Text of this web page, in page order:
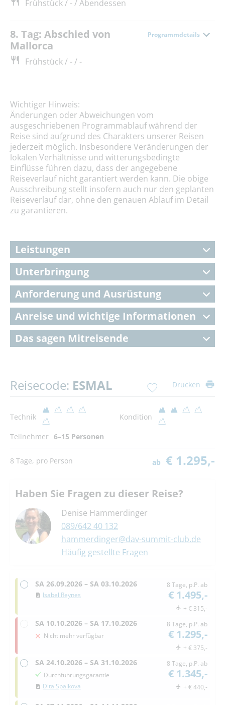
Frühstück / - / Abendessen
8. Tag: Abschied von
Mallorca
Programmdetails
Frühstück / - / -
Wichtiger Hinweis:
Änderungen oder Abweichungen vom
ausgeschriebenen Programmablauf während der
Reise sind aufgrund des Charakters unserer Reisen
jederzeit möglich. Insbesondere Veränderungen der
lokalen Verhältnisse und witterungsbedingte
Einflüsse führen dazu, dass der angegebene
Reiseverlauf nicht garantiert werden kann. Die obige
Ausschreibung stellt insofern auch nur den geplanten
Reiseverlauf dar, ohne den genauen Ablauf im Detail
zu garantieren.
Leistungen
Unterbringung
Anforderung und Ausrüstung
Anreise und wichtige Informationen
Das sagen Mitreisende
Reisecode: ESMAL Drucken
Technik Kondition
Teilnehmer 6–15 Personen
8 Tage, pro Person ab € 1.295,-
Haben Sie Fragen zu dieser Reise?
Denise Hammerdinger
089/642 40 132
hammerdinger@dav-summit-club.de
Häufig gestellte Fragen
SA 26.09.2026 – SA 03.10.2026
Isabel Reynes
8 Tage, p.P. ab
€ 1.495,-
+ € 315,-
SA 10.10.2026 – SA 17.10.2026
Nicht mehr verfügbar
8 Tage, p.P. ab
€ 1.295,-
+ € 375,-
SA 24.10.2026 – SA 31.10.2026
Durchführungsgarantie
Dita Spalkova
8 Tage, p.P. ab
€ 1.345,-
+ € 440,-